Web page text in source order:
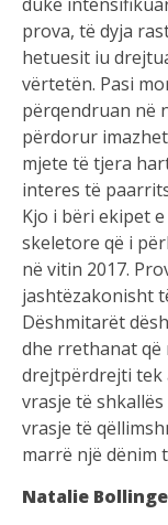
prova, të dyja
hetuesit iu
vërtetën. Pasi
përqendruan në
përdorur
mjete të tjera
interes të
Kjo i bëri ekipet
skeletore që i
në vitin 2017.
jashtëzakonisht
Dëshmitarët
dhe rrethanat
drejtpërdrejti tek
vrasje të
vrasje të
marrë një dënim
Natalie